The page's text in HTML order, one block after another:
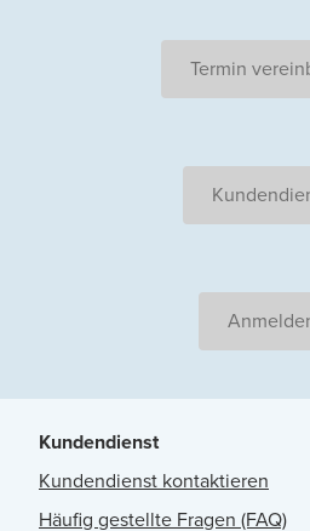
Termin
Kundendienst
Kundendienst kontaktieren
Häufig gestellte Fragen (FAQ)